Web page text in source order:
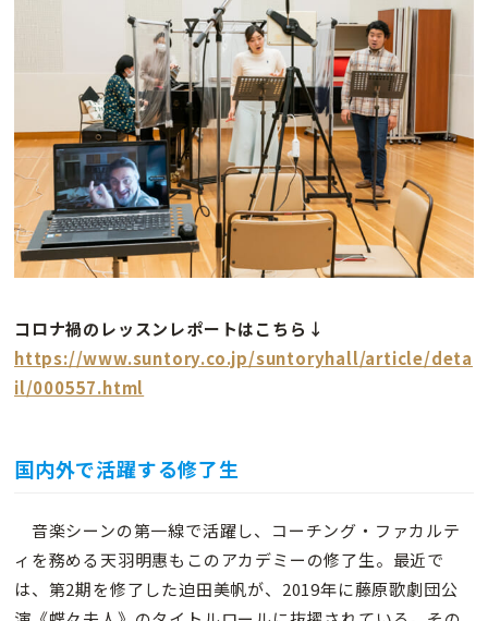
コロナ禍のレッスンレポートはこちら↓
https://www.suntory.co.jp/suntoryhall/article/deta
il/000557.html
国内外で活躍する修了生
音楽シーンの第一線で活躍し、コーチング・ファカルテ
ィを務める天羽明惠もこのアカデミーの修了生。最近で
は、第2期を修了した迫田美帆が、2019年に藤原歌劇団公